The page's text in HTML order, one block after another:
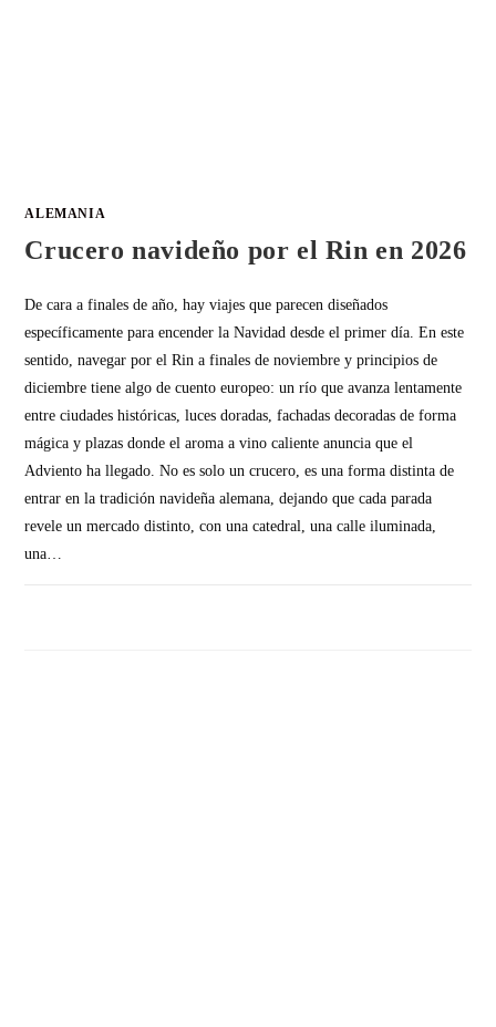
ALEMANIA
Crucero navideño por el Rin en 2026
De cara a finales de año, hay viajes que parecen diseñados
específicamente para encender la Navidad desde el primer día. En este
sentido, navegar por el Rin a finales de noviembre y principios de
diciembre tiene algo de cuento europeo: un río que avanza lentamente
entre ciudades históricas, luces doradas, fachadas decoradas de forma
mágica y plazas donde el aroma a vino caliente anuncia que el
Adviento ha llegado. No es solo un crucero, es una forma distinta de
entrar en la tradición navideña alemana, dejando que cada parada
revele un mercado distinto, con una catedral, una calle iluminada,
una…